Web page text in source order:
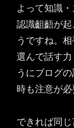
よって知識
認識齟齬が
うですね。
選んで話す
うにブログ
時も注意が必
できれば同